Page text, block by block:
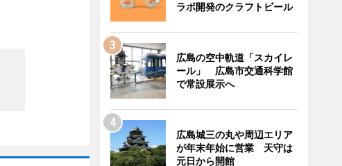
ラボ開発のクラフトビール
広島の空中軌道「スカイレ
ール」 広島市交通科学館
で常設展示へ
広島城三の丸や周辺エリア
が年末年始に営業 天守は
元日から開館